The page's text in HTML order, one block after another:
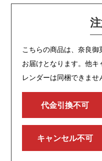
こちらの商品は、奈良
お届けとなります。他キ
レンダーは同梱できませ
代金引換不可
キャンセル不可